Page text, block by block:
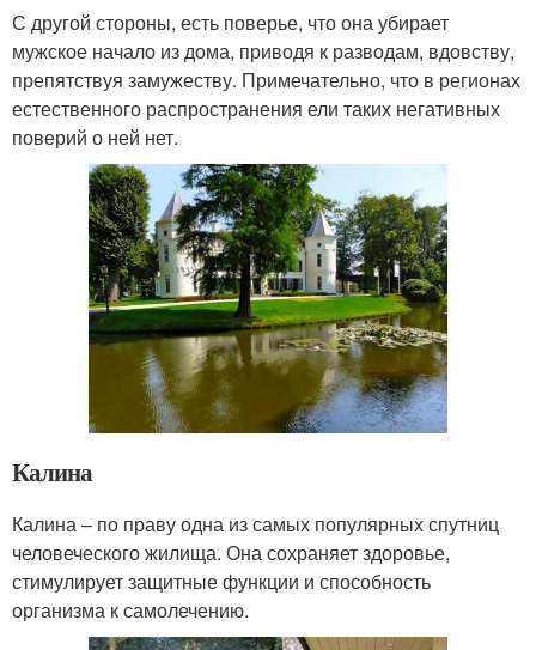
С другой стороны, есть поверье, что она убирает
мужское начало из дома, приводя к разводам, вдовству,
препятствуя замужеству. Примечательно, что в регионах
естественного распространения ели таких негативных
поверий о ней нет.
Калина
Калина – по праву одна из самых популярных спутниц
человеческого жилища. Она сохраняет здоровье,
стимулирует защитные функции и способность
организма к самолечению.